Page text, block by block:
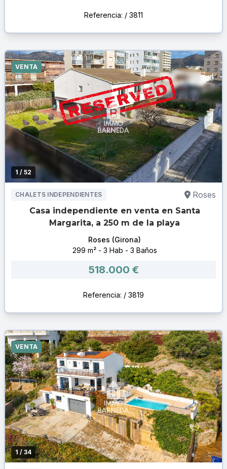
Referencia: / 3811
1 / 52
VENTA
CHALETS INDEPENDIENTES Roses
Casa independiente en venta en Santa
Margarita, a 250 m de la playa
Roses (Girona)
299 m² - 3 Hab - 3 Baños
518.000 €
Referencia: / 3819
1 / 34
VENTA